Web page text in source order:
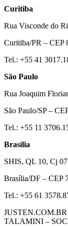
Curitiba
Rua Visconde do
Curitiba/PR – CEP
Tel.: +55 41
São Paulo
Rua Joaquim
São Paulo/SP –
Tel.: +55 11
Brasília
SHIS, QL 10, Cj
Brasília/DF – CEP
Tel.: +55 61
TALAMINI –